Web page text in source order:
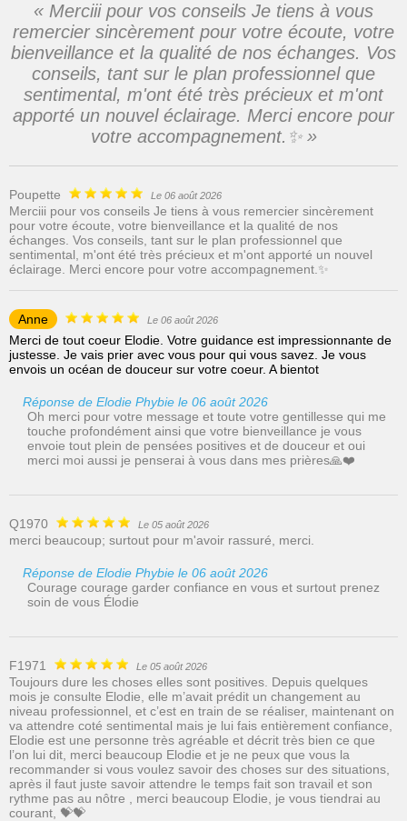
« Merciii pour vos conseils Je tiens à vous
remercier sincèrement pour votre écoute, votre
bienveillance et la qualité de nos échanges. Vos
conseils, tant sur le plan professionnel que
sentimental, m'ont été très précieux et m'ont
apporté un nouvel éclairage. Merci encore pour
votre accompagnement.✨️ »
Poupette Le 06 août 2026
Merciii pour vos conseils Je tiens à vous remercier sincèrement
pour votre écoute, votre bienveillance et la qualité de nos
échanges. Vos conseils, tant sur le plan professionnel que
sentimental, m'ont été très précieux et m'ont apporté un nouvel
éclairage. Merci encore pour votre accompagnement.✨️
Anne Le 06 août 2026
Merci de tout coeur Elodie. Votre guidance est impressionnante de
justesse. Je vais prier avec vous pour qui vous savez. Je vous
envois un océan de douceur sur votre coeur. A bientot
Réponse de Elodie Phybie le 06 août 2026
Oh merci pour votre message et toute votre gentillesse qui me
touche profondément ainsi que votre bienveillance je vous
envoie tout plein de pensées positives et de douceur et oui
merci moi aussi je penserai à vous dans mes prières🙏❤️
Q1970 Le 05 août 2026
merci beaucoup; surtout pour m'avoir rassuré, merci.
Réponse de Elodie Phybie le 06 août 2026
Courage courage garder confiance en vous et surtout prenez
soin de vous Élodie
F1971 Le 05 août 2026
Toujours dure les choses elles sont positives. Depuis quelques
mois je consulte Elodie, elle m’avait prédit un changement au
niveau professionnel, et c’est en train de se réaliser, maintenant on
va attendre coté sentimental mais je lui fais entièrement confiance,
Elodie est une personne très agréable et décrit très bien ce que
l’on lui dit, merci beaucoup Elodie et je ne peux que vous la
recommander si vous voulez savoir des choses sur des situations,
après il faut juste savoir attendre le temps fait son travail et son
rythme pas au nôtre , merci beaucoup Elodie, je vous tiendrai au
courant, 💝💝